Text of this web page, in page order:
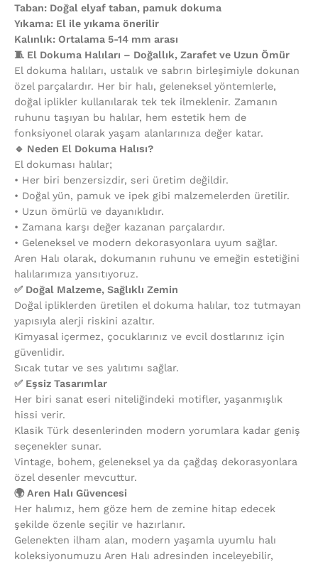
Taban: Doğal elyaf taban, pamuk dokuma
Yıkama: El ile yıkama önerilir
Kalınlık: Ortalama 5-14 mm arası
🧵 El Dokuma Halıları – Doğallık, Zarafet ve Uzun Ömür
El dokuma halıları, ustalık ve sabrın birleşimiyle dokunan
özel parçalardır. Her bir halı, geleneksel yöntemlerle,
doğal iplikler kullanılarak tek tek ilmeklenir. Zamanın
ruhunu taşıyan bu halılar, hem estetik hem de
fonksiyonel olarak yaşam alanlarınıza değer katar.
🔹 Neden El Dokuma Halısı?
El dokuması halılar;
•⁠ ⁠Her biri benzersizdir, seri üretim değildir.
•⁠ ⁠Doğal yün, pamuk ve ipek gibi malzemelerden üretilir.
•⁠ ⁠Uzun ömürlü ve dayanıklıdır.
•⁠ ⁠Zamana karşı değer kazanan parçalardır.
•⁠ ⁠Geleneksel ve modern dekorasyonlara uyum sağlar.
Aren Halı olarak, dokumanın ruhunu ve emeğin estetiğini
halılarımıza yansıtıyoruz.
✅ Doğal Malzeme, Sağlıklı Zemin
Doğal ipliklerden üretilen el dokuma halılar, toz tutmayan
yapısıyla alerji riskini azaltır.
Kimyasal içermez, çocuklarınız ve evcil dostlarınız için
güvenlidir.
Sıcak tutar ve ses yalıtımı sağlar.
✅ Eşsiz Tasarımlar
Her biri sanat eseri niteliğindeki motifler, yaşanmışlık
hissi verir.
Klasik Türk desenlerinden modern yorumlara kadar geniş
seçenekler sunar.
Vintage, bohem, geleneksel ya da çağdaş dekorasyonlara
özel desenler mevcuttur.
🌍 Aren Halı Güvencesi
Her halımız, hem göze hem de zemine hitap edecek
şekilde özenle seçilir ve hazırlanır.
Gelenekten ilham alan, modern yaşamla uyumlu halı
koleksiyonumuzu Aren Halı adresinden inceleyebilir,